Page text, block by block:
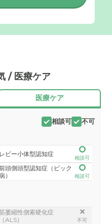
/ 医療ケア
医療ケア
相談可 不可
レビー小体型認知症
相談可
頭側頭型認知症（ピック
）
相談可
萎縮性側索硬化症
（ALS）
不可